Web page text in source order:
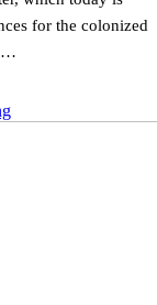
for the colonized